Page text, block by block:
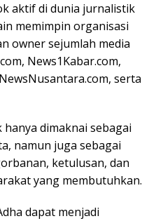
aktif di dunia jurnalistik
memimpin organisasi
owner sejumlah media
News1Kabar.com,
serta
dimaknai sebagai
namun juga sebagai
ketulusan, dan
yang membutuhkan.
dapat menjadi